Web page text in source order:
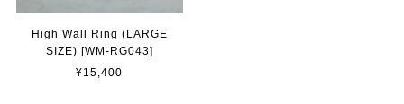
High Wall Ring (LARGE
SIZE) [WM-RG043]
¥15,400